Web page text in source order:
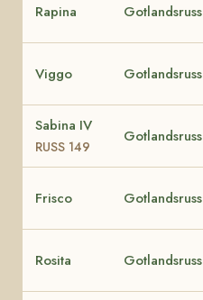
Rapina Gotlandsruss
Viggo Gotlandsruss
Sabina IV
RUSS 149
Gotlandsruss
Frisco Gotlandsruss
Rosita Gotlandsruss